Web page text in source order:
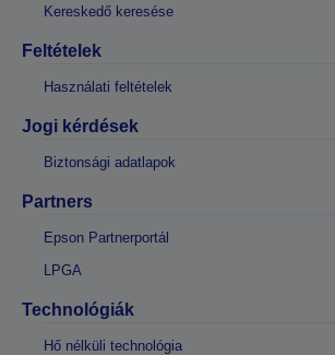
Kereskedő keresése
Feltételek
Használati feltételek
Jogi kérdések
Biztonsági adatlapok
Partners
Epson Partnerportál
LPGA
Technológiák
Hő nélküli technológia